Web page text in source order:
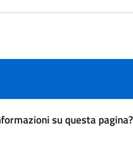
su questa pagina?